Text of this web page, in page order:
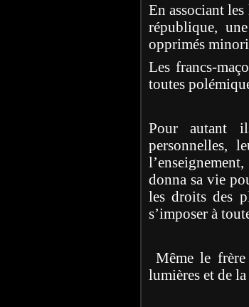
En associant
république,
opprimés
Les francs-
toutes
Pour autant
personnelles,
donna sa vie
les droits des
s’imposer à
Même le
lumières et de